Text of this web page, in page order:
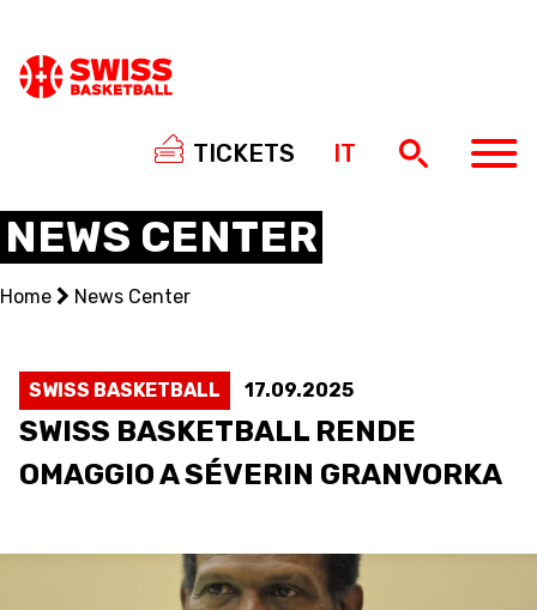
TICKETS IT
CENTRE NATIONAL
NATIONAL COMPETITIONS
3X3
NEWS CENTER
Home News Center
SWISS BASKETBALL 17.09.2025
SWISS BASKETBALL RENDE
OMAGGIO A SÉVERIN GRANVORKA